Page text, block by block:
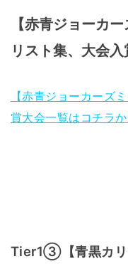
【赤青ジョーカ
リスト集、大会
【赤青ジョーカーズ
賞大会一覧はコチラ
Tier1③【青黒カリ